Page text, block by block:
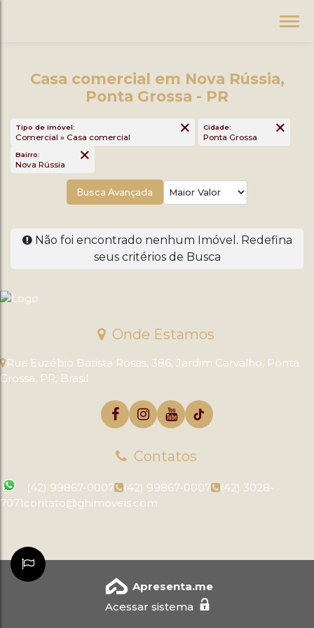
Casa comercial em Nova Rússia,
Ponta Grossa - PR
Tipo de Imóvel:
Comercial » Casa comercial
Cidade:
Bairro:
Nova Rússia
Busca Avançada
Não foi encontrado nenhum Imóvel. Redefina
seus critérios de Busca
Onde Estamos
Rua Euzébio Batista Rosas, 386, Jardim Carvalho, Ponta
Grossa, PR, Brasil
Contatos
(42) 99867-0007 (42) 99867-0007
(42) 3028-
7071contato@ghimoveis.com